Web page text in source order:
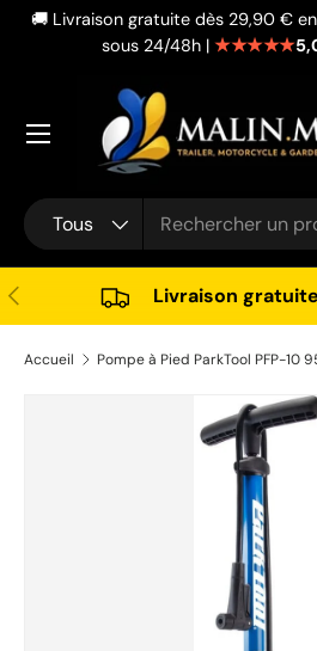
Aller au contenu
🚚 Livraison gratuite dès 29,90 €
sous 24/48h | ★★★★★
Recherche
Type de produit
Tous
Précédent Livraison
Accueil Pompe à Pied ParkTool PFP-10
Passer aux informations